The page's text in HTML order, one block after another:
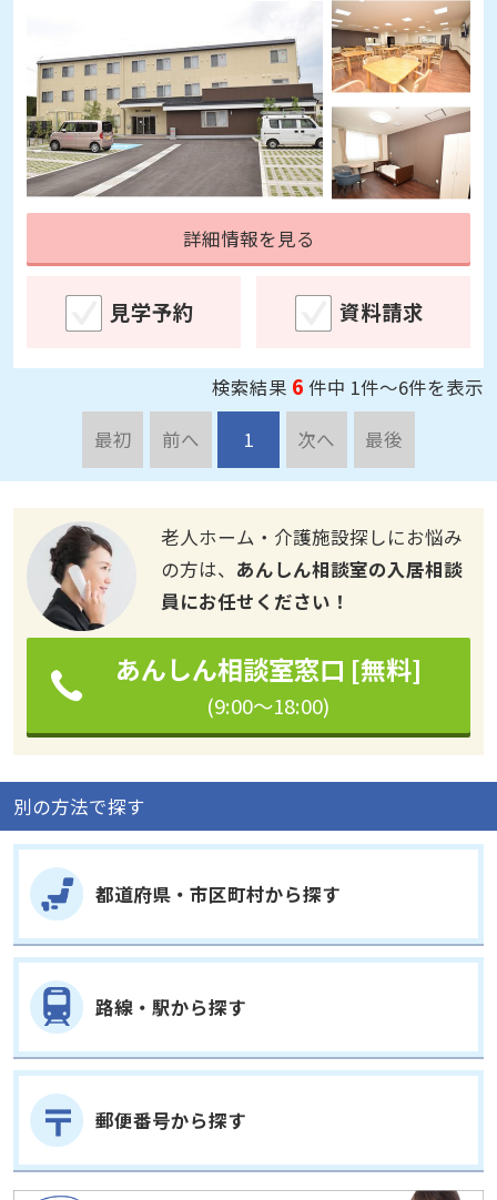
詳細情報を見る
見学予約 資料請求
検索結果 6件中 1件～6件を表示
最初
前へ 1 次へ 最後
老人ホーム・介護施設探しにお悩み
の方は、 あんしん相談室の入居相談
員にお任せください！
あんしん相談室窓口 [無料]
(9:00～18:00)
別の方法で探す
都道府県・市区町村から探す
路線・駅から探す
郵便番号から探す